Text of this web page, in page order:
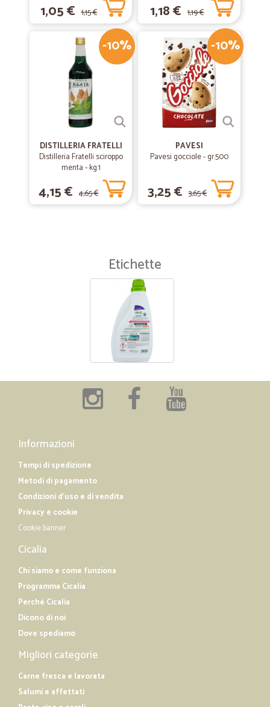
1,05 € 1,15 € 1,18 € 1,19 €
-10%
DISTILLERIA FRATELLI
Distilleria Fratelli sciroppo
menta - kg.1
4,15 € 4,65 €
-10%
PAVESI
Pavesi gocciole - gr.500
3,25 € 3,65 €
Etichette
Informazioni
Tempi di spedizione
Metodi di pagamento
Condizioni d'uso e di vendita
Privacy e cookie
Cookie banner
Cicalia
Chi siamo e come funziona
Programma Cicalia
Perché Cicalia
Dicono di noi
Dove spediamo
Migliori categorie
Carne fresca e lavorata
Salumi e affettati